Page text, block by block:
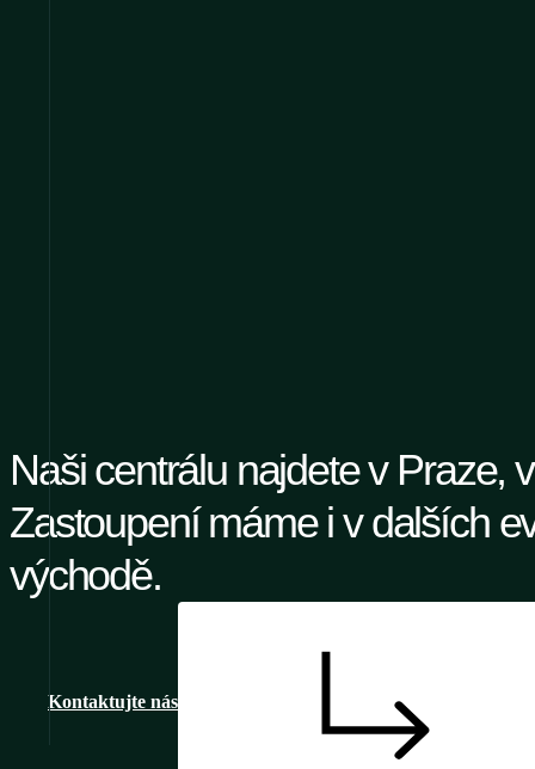
Naši centrálu najdete v Praze,
Zastoupení máme i v dalších
východě.
Kontaktujte nás